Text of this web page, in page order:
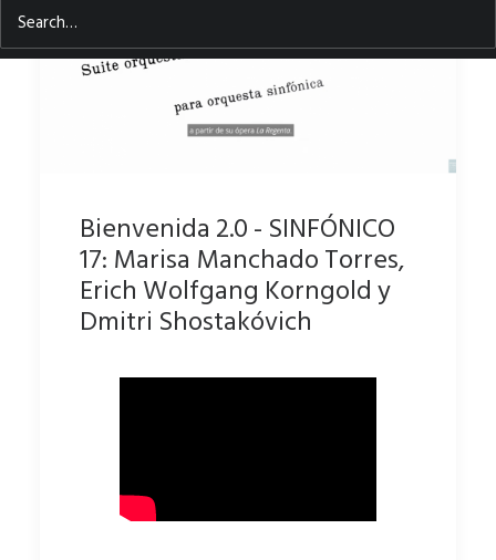
Bienvenida 2.0 - SINFÓNICO
17: Marisa Manchado Torres,
Erich Wolfgang Korngold y
Dmitri Shostakóvich